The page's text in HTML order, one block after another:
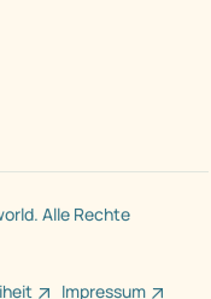
Alle Rechte
Impressum